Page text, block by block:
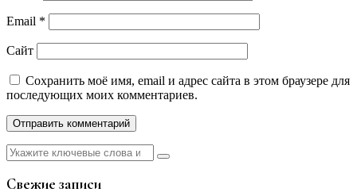
Email *
Сайт
Сохранить моё имя, email и адрес сайта в этом браузере для
последующих моих комментариев.
Найти:
Свежие записи